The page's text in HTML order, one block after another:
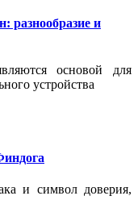
разнообразие и
основой для
устройства
и символ доверия,